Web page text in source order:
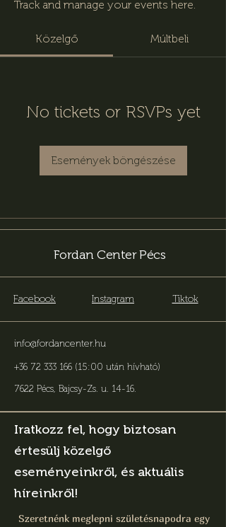
Track and manage your events here.
Közelgő Múltbeli
No tickets or RSVPs yet
Események böngészése
Fordan Center Pécs
Facebook Instagram Tiktok
info@fordancenter.hu
+36 72 333 166 (15:00 után hívható)
7622 Pécs, Bajcsy-Zs. u. 14-16.
Iratkozz fel, hogy biztosan
értesülj közelgő
eseményeinkről, és aktuális
híreinkről!
Szeretnénk meglepni születésnapodra egy